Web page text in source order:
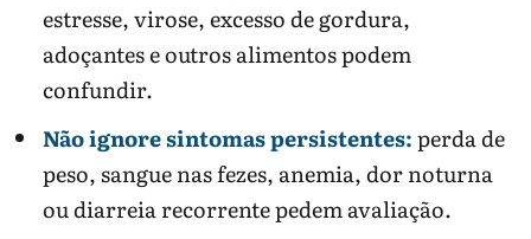
estresse, virose, excesso de gordura,
adoçantes e outros alimentos podem
confundir.
Não ignore sintomas persistentes:perda de
peso, sangue nas fezes, anemia, dor noturna
ou diarreia recorrente pedem avaliação.